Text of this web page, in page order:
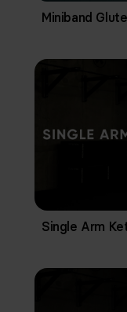
Miniband
Single Arm